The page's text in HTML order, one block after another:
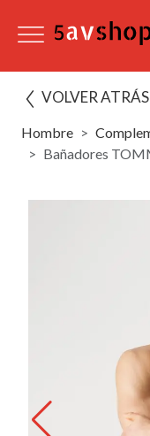
VOLVER ATRÁS
Hombre
Bañadores